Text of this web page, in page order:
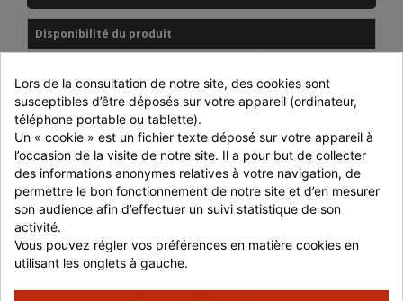
Disponibilité du produit
SNACKIN MARKET
En stock
Prix dégressifs selon le montant de la commande
Montant Réduction
P. unitaire
Jusqu'à 699 € HT
-
4,26 € HT
700 à 999 € HT
1000 à 1499 € HT
> 1500 € HT
-15% 3,62 € HT
Lors de la consultation de notre site, des cookies sont
susceptibles d’être déposés sur votre appareil (ordinateur,
téléphone portable ou tablette).
Un « cookie » est un fichier texte déposé sur votre appareil à
l’occasion de la visite de notre site. Il a pour but de collecter
des informations anonymes relatives à votre navigation, de
permettre le bon fonctionnement de notre site et d’en mesurer
son audience afin d’effectuer un suivi statistique de son
activité.
Vous pouvez régler vos préférences en matière cookies en
utilisant les onglets à gauche.